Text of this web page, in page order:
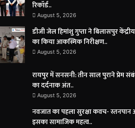
रिकॉर्ड..
August 5, 2026
डीजी जेल हिमांशु गुप्ता ने बिलासपुर
का किया आकस्मिक निरीक्षण..
August 5, 2026
रायपुर में सनसनी: तीन साल पुराने प्रेम
का दर्दनाक अंत..
August 5, 2026
नवजात का पहला सुरक्षा कवच- स्तनपान
इसका सामाजिक महत्व..